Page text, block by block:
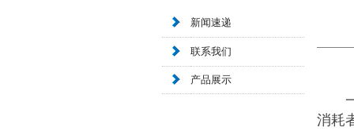
新闻速递
联系我们
产品展示
消耗